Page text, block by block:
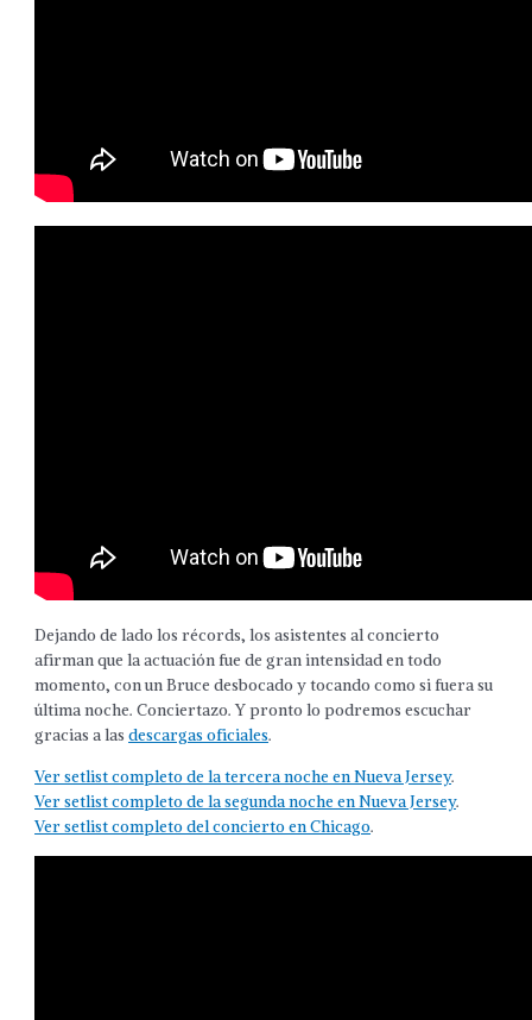
Dejando de lado los récords, los asistentes al concierto
afirman que la actuación fue de gran intensidad en todo
momento, con un Bruce desbocado y tocando como si fuera su
última noche. Conciertazo. Y pronto lo podremos escuchar
gracias a lasdescargas oficiales.
Ver setlist completo de la tercera noche en Nueva Jersey.
Ver setlist completo de la segunda noche en Nueva Jersey.
Ver setlist completo del concierto en Chicago.